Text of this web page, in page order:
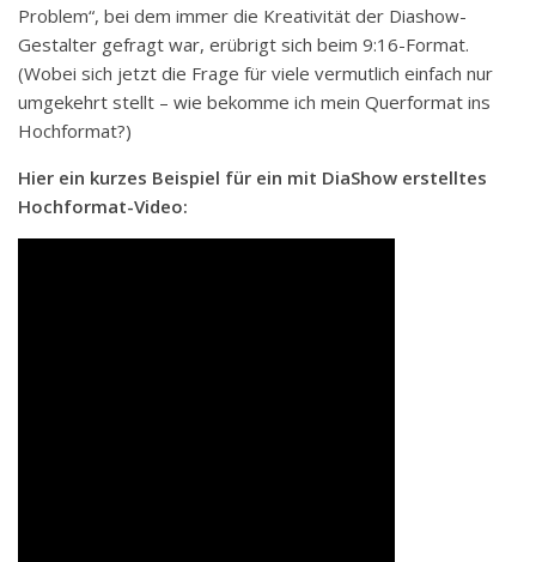
Problem“, bei dem immer die Kreativität der Diashow-
Gestalter gefragt war, erübrigt sich beim 9:16-Format.
(Wobei sich jetzt die Frage für viele vermutlich einfach nur
umgekehrt stellt – wie bekomme ich mein Querformat ins
Hochformat?)
Hier ein kurzes Beispiel für ein mit DiaShow erstelltes
Hochformat-Video: